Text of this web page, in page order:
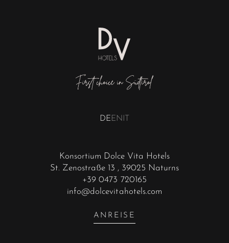
Konsortium Dolce Vita Hotels
St. Zenostraße 13 , 39025 Naturns
+39 0473 720165
info@dolcevitahotels.com
ANREISE
DEEN